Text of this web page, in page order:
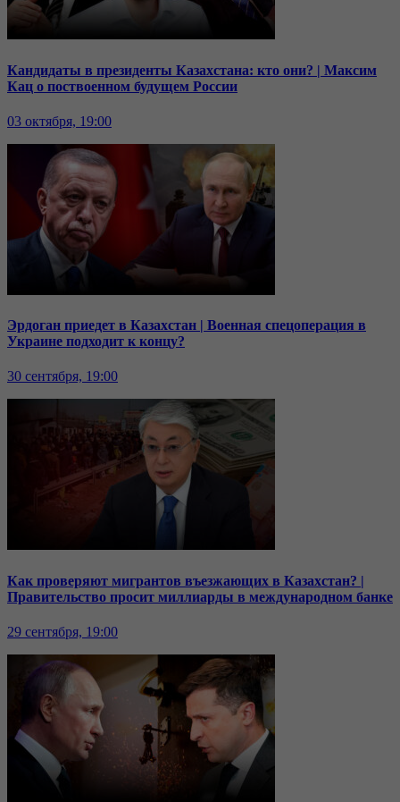
Кандидаты в президенты Казахстана: кто они? | Максим
Кац о поствоенном будущем России
03 октября, 19:00
Эрдоган приедет в Казахстан | Военная спецоперация в
Украине подходит к концу?
30 сентября, 19:00
Как проверяют мигрантов въезжающих в Казахстан? |
Правительство просит миллиарды в международном банке
29 сентября, 19:00